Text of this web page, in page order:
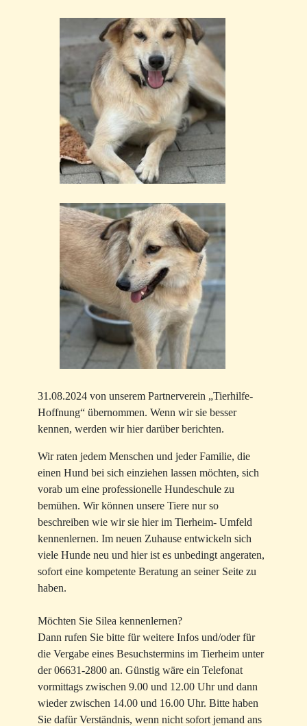
31.08.2024 von unserem Partnerverein „Tierhilfe-
Hoffnung“ übernommen. Wenn wir sie besser
kennen, werden wir hier darüber berichten.
Wir raten jedem Menschen und jeder Familie, die
einen Hund bei sich einziehen lassen möchten, sich
vorab um eine professionelle Hundeschule zu
bemühen. Wir können unsere Tiere nur so
beschreiben wie wir sie hier im Tierheim- Umfeld
kennenlernen. Im neuen Zuhause entwickeln sich
viele Hunde neu und hier ist es unbedingt angeraten,
sofort eine kompetente Beratung an seiner Seite zu
haben.
Möchten Sie Silea kennenlernen?
Dann rufen Sie bitte für weitere Infos und/oder für
die Vergabe eines Besuchstermins im Tierheim unter
der 06631-2800 an. Günstig wäre ein Telefonat
vormittags zwischen 9.00 und 12.00 Uhr und dann
wieder zwischen 14.00 und 16.00 Uhr. Bitte haben
Sie dafür Verständnis, wenn nicht sofort jemand ans